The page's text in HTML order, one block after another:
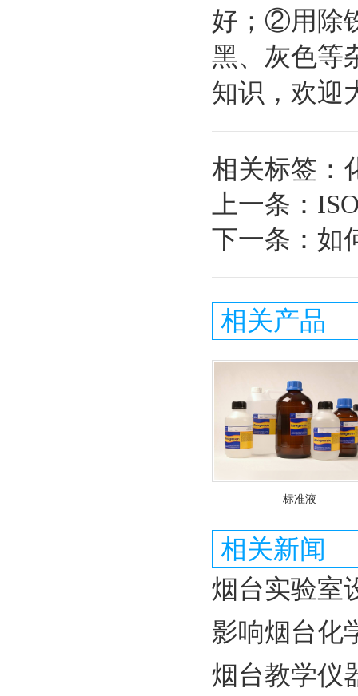
好；②用除
黑、灰色等
知识，欢迎
相关标签：
上一条：
下一条： 如
相关产品
标准液
相关新闻
烟台实验室
影响烟台化
烟台教学仪